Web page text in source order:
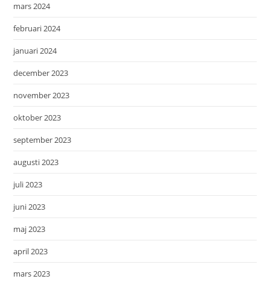
mars 2024
februari 2024
januari 2024
december 2023
november 2023
oktober 2023
september 2023
augusti 2023
juli 2023
juni 2023
maj 2023
april 2023
mars 2023